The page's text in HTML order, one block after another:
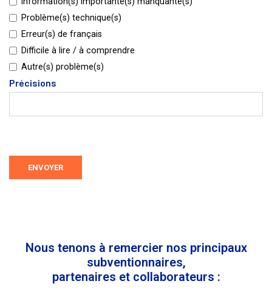
Problème(s) technique(s)
Erreur(s) de français
Difficile à lire / à comprendre
Autre(s) problème(s)
Précisions
ENVOYER
Nous tenons à remercier nos principaux
subventionnaires,
partenaires et collaborateurs :